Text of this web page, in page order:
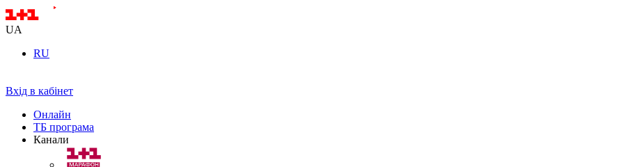
UA
RU
Вхід в кабінет
Онлайн
ТБ програма
Канали